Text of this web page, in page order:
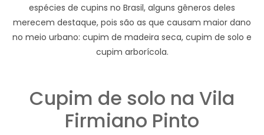
espécies de cupins no Brasil, alguns gêneros deles
merecem destaque, pois são as que causam maior dano
no meio urbano: cupim de madeira seca, cupim de solo e
cupim arborícola.
Cupim de solo na Vila
Firmiano Pinto